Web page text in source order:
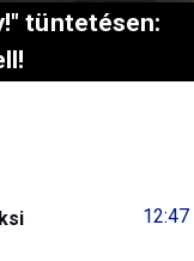
tüntetésen:
12:47